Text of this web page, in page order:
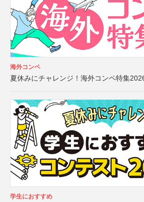
海外コンペ
夏休みにチャレンジ！海外コンペ特集
学生におすすめ